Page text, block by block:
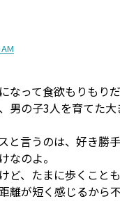
なって食欲もりもりだ
男の子3人を育てた
と言うのは、好き勝手
なのよ。
ど、たまに歩くことも
離が短く感じるから不